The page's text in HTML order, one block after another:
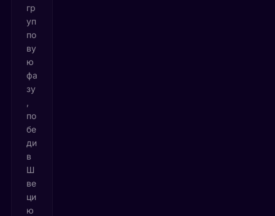
гр
уп
по
ву
ю
фа
зу
по
бе
ди
в
Ш
ве
ци
ю